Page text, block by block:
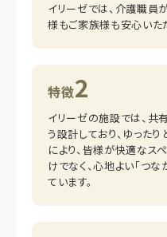
イリーゼでは、介護職員
様もご家族様も安心いた
特徴2
イリーゼの施設では、共
う設計しており、ゆった
により、皆様が快適なス
けでなく、心地よい「つ
ています。